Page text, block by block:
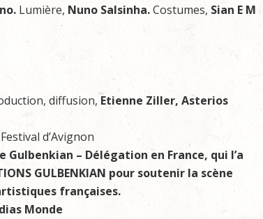
Lumière, Nuno Salsinha.Costumes, Sian E M
diffusion, Etienne Ziller, Asterios
d’Avignon
– Délégation en France, qui l’a
GULBENKIAN pour soutenir la scène
françaises.
Monde